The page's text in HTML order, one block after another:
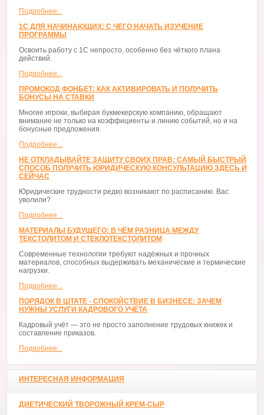
Подробнее...
1С ДЛЯ НАЧИНАЮЩИХ: С ЧЕГО НАЧАТЬ ИЗУЧЕНИЕ
ПРОГРАММЫ
Освоить работу с 1С непросто, особенно без чёткого плана
действий.
Подробнее...
ПРОМОКОД ФОНБЕТ: КАК АКТИВИРОВАТЬ И ПОЛУЧИТЬ
БОНУСЫ НА СТАВКИ
Многие игроки, выбирая букмекерскую компанию, обращают
внимание не только на коэффициенты и линию событий, но и на
бонусные предложения.
Подробнее...
НЕ ОТКЛАДЫВАЙТЕ ЗАЩИТУ СВОИХ ПРАВ: САМЫЙ БЫСТРЫЙ
СПОСОБ ПОЛУЧИТЬ ЮРИДИЧЕСКУЮ КОНСУЛЬТАЦИЮ ЗДЕСЬ И
СЕЙЧАС
Юридические трудности редко возникают по расписанию. Вас
уволили?
Подробнее...
МАТЕРИАЛЫ БУДУЩЕГО: В ЧЁМ РАЗНИЦА МЕЖДУ
ТЕКСТОЛИТОМ И СТЕКЛОТЕКСТОЛИТОМ
Современные технологии требуют надёжных и прочных
материалов, способных выдерживать механические и термические
нагрузки.
Подробнее...
ПОРЯДОК В ШТАТЕ - СПОКОЙСТВИЕ В БИЗНЕСЕ: ЗАЧЕМ
НУЖНЫ УСЛУГИ КАДРОВОГО УЧЁТА
Кадровый учёт — это не просто заполнение трудовых книжек и
составление приказов.
Подробнее...
ИНТЕРЕСНАЯ ИНФОРМАЦИЯ
ДИЕТИЧЕСКИЙ ТВОРОЖНЫЙ КРЕМ-СЫР